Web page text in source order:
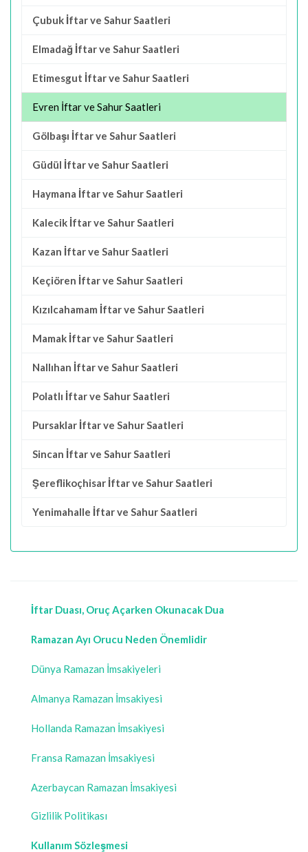
Çubuk İftar ve Sahur Saatleri
Elmadağ İftar ve Sahur Saatleri
Etimesgut İftar ve Sahur Saatleri
Evren İftar ve Sahur Saatleri
Gölbaşı İftar ve Sahur Saatleri
Güdül İftar ve Sahur Saatleri
Haymana İftar ve Sahur Saatleri
Kalecik İftar ve Sahur Saatleri
Kazan İftar ve Sahur Saatleri
Keçiören İftar ve Sahur Saatleri
Kızılcahamam İftar ve Sahur Saatleri
Mamak İftar ve Sahur Saatleri
Nallıhan İftar ve Sahur Saatleri
Polatlı İftar ve Sahur Saatleri
Pursaklar İftar ve Sahur Saatleri
Sincan İftar ve Sahur Saatleri
Şereflikoçhisar İftar ve Sahur Saatleri
Yenimahalle İftar ve Sahur Saatleri
İftar Duası, Oruç Açarken Okunacak Dua
Ramazan Ayı Orucu Neden Önemlidir
Dünya Ramazan İmsakiyeleri
Almanya Ramazan İmsakiyesi
Hollanda Ramazan İmsakiyesi
Fransa Ramazan İmsakiyesi
Azerbaycan Ramazan İmsakiyesi
Gizlilik Politikası
Kullanım Sözleşmesi